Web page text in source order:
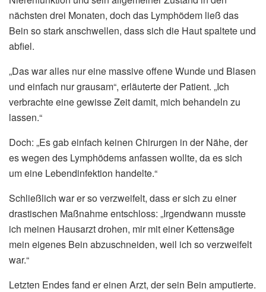
nächsten drei Monaten, doch das Lymphödem ließ das
Bein so stark anschwellen, dass sich die Haut spaltete und
abfiel.
„Das war alles nur eine massive offene Wunde und Blasen
und einfach nur grausam“, erläuterte der Patient. „Ich
verbrachte eine gewisse Zeit damit, mich behandeln zu
lassen.“
Doch: „Es gab einfach keinen Chirurgen in der Nähe, der
es wegen des Lymphödems anfassen wollte, da es sich
um eine Lebendinfektion handelte.“
Schließlich war er so verzweifelt, dass er sich zu einer
drastischen Maßnahme entschloss: „Irgendwann musste
ich meinen Hausarzt drohen, mir mit einer Kettensäge
mein eigenes Bein abzuschneiden, weil ich so verzweifelt
war.“
Letzten Endes fand er einen Arzt, der sein Bein amputierte.